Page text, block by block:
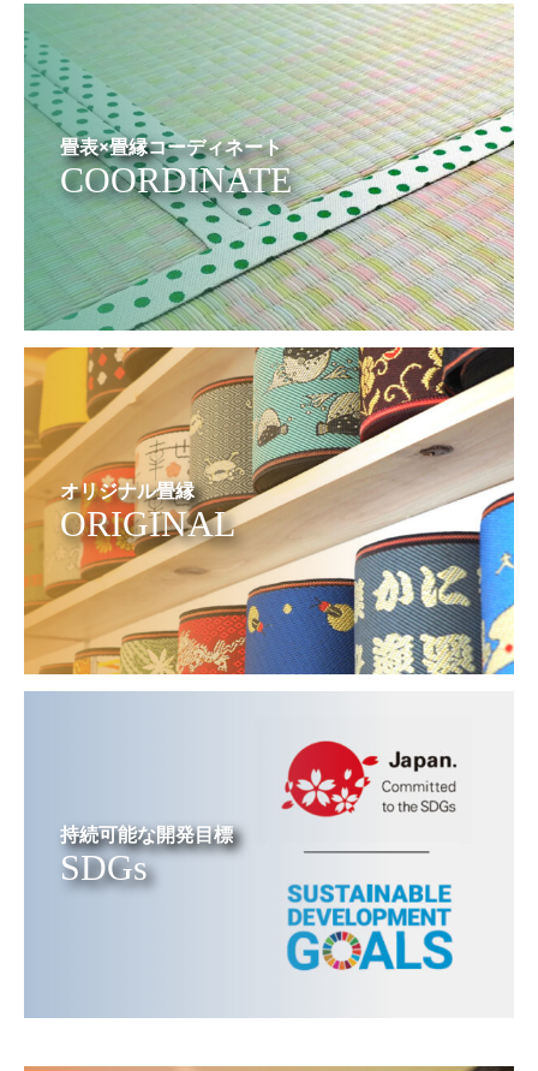
畳表×畳縁コーディネート
COORDINATE
オリジナル畳縁
ORIGINAL
持続可能な開発目標
SDGs